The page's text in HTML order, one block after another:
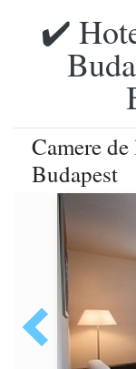
✔️
Camere
Budapest